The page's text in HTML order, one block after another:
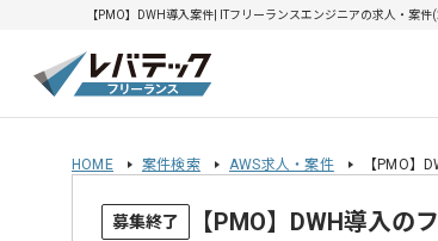
【PMO】DWH導入案件| ITフリーランスエンジニアの求人・案
HOME 案件検索 AWS求人・案件 【PMO】
募集終了 【PMO】DWH導入の